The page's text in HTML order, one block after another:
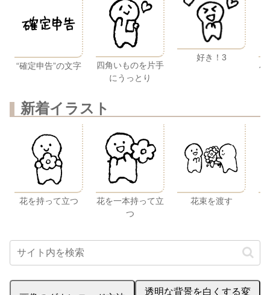
“確定申告”の文字
四角いものを片手
にうっとり
好き！3
ハ
新着イラスト
花を持って立つ
花を一本持って立
つ
花束を渡す
透明な背景を白くする変